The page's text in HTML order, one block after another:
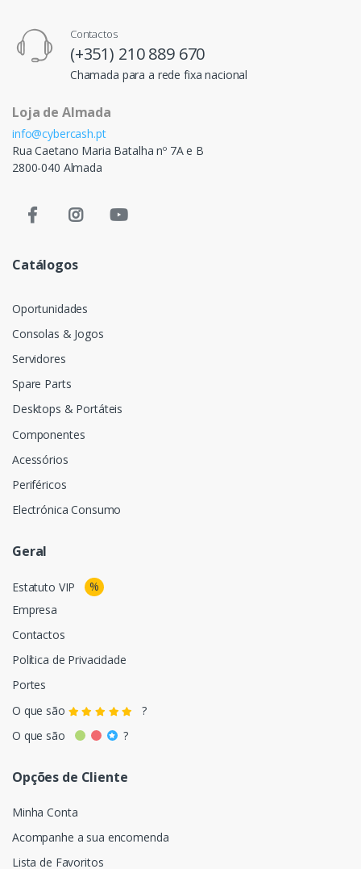
Contactos
(+351) 210 889 670
Chamada para a rede fixa nacional
Loja de Almada
info@cybercash.pt
Rua Caetano Maria Batalha nº 7A e B
2800-040 Almada
Catálogos
Oportunidades
Consolas & Jogos
Servidores
Spare Parts
Desktops & Portáteis
Componentes
Acessórios
Periféricos
Electrónica Consumo
Geral
Estatuto VIP
%
Empresa
Contactos
Política de Privacidade
Portes
O que são
?
O que são
?
Opções de Cliente
Minha Conta
Acompanhe a sua encomenda
Lista de Favoritos